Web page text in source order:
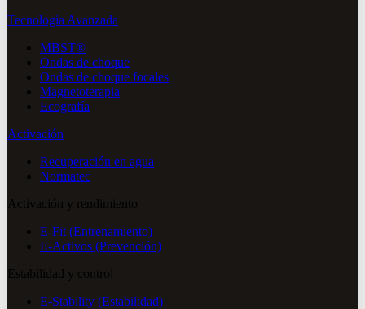
Tecnología Avanzada
MBST®
Ondas de choque
Ondas de choque focales
Magnetoterapia
Ecografía
Activación
Recuperación en agua
Normatec
Activación y rendimiento
E-Fit (Entrenamiento)
E-Activos (Prevención)
Estabilidad y control
E-Stability (Estabilidad)